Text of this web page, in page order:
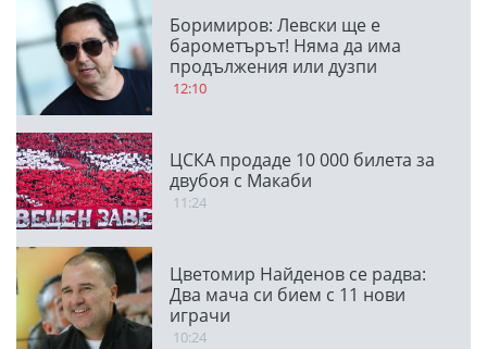
Боримиров: Левски ще е
барометърът! Няма да има
продължения или дузпи
12:10
ЦСКА продаде 10 000 билета за
двубоя с Макаби
11:24
Цветомир Найденов се радва:
Два мача си бием с 11 нови
играчи
10:24